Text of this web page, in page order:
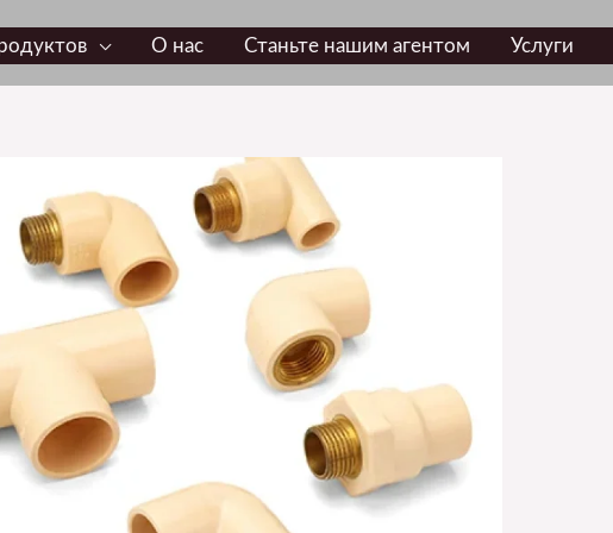
О нас Станьте нашим агентом Услуги